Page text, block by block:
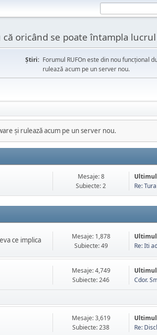
că oricând se poate întampla
Ştiri: Forumul RUFOn este din nou funcțional
rulează acum pe un server nou.
și rulează acum pe un server nou.
Mesaje: 8
Subiecte: 2
Re:
ce implica
Mesaje: 1,878
Subiecte: 49
Re: Iti
Mesaje: 4,749
Subiecte: 246
Cdor.
Mesaje: 3,619
Subiecte: 238
Re: